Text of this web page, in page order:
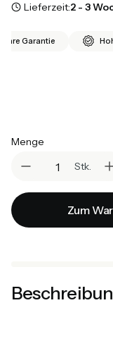
Lieferzeit:2 - 3
Garantie
Menge
Stk.
Zum